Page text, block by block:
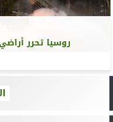
روسيا تحرر